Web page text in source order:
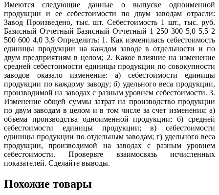
Имеются следующие данные о выпуске одноименной
продукции и ее себестоимости по двум заводам отрасли:
Завод Произведено, тыс. шт. Себестоимость 1 шт., тыс. руб.
Базисный Отчетный Базисный Отчетный 1 250 300 5,0 5,5 2
500 600 4,0 3,9 Определить: 1. Как изменилась себестоимость
единицы продукции на каждом заводе в отдельности и по
двум предприятиям в целом; 2. Какое влияние на изменение
средней себестоимости единицы продукции по совокупности
заводов оказало изменение: а) себестоимости единицы
продукции по каждому заводу; б) удельного веса продукции,
производимой на заводах с разным уровнем себестоимости. 3.
Изменение общей суммы затрат на производство продукции
по двум заводам в целом и в том числе за счет изменения: а)
объема производства одноименной продукции; б) средней
себестоимости единицы продукции; в) себестоимости
единицы продукции по отдельным заводам; г) удельного веса
продукции, производимой на заводах с разным уровнем
себестоимости. Проверьте взаимосвязь исчисленных
показателей. Сделайте выводы.
Похожие товары